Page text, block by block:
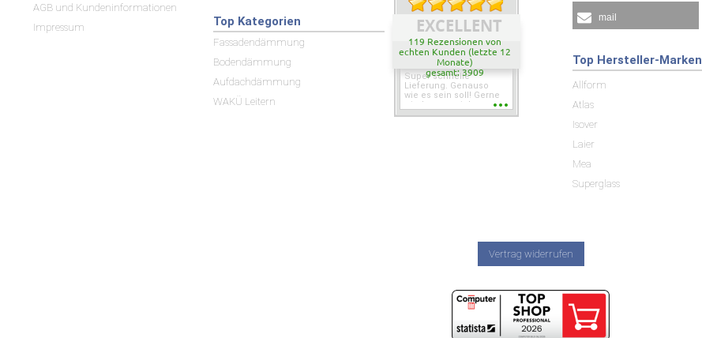
AGB und Kundeninformationen
Impressum
Top Kategorien
Fassadendämmung
Bodendämmung
Aufdachdämmung
WAKÜ Leitern
EXCELLENT
119 Rezensionen von
echten Kunden (letzte 12
Monate)
gesamt: 3909
Super schnelle
Lieferung. Genauso
wie es sein soll! Gerne
wieder wenn ich was
mail
Top Hersteller-Marken
Allform
Atlas
Isover
Laier
Mea
Superglass
Vertrag widerrufen